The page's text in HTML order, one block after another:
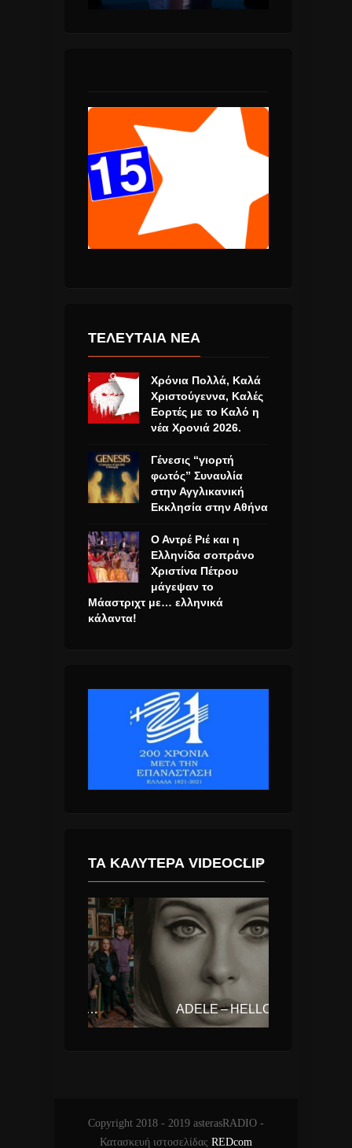
ΤΕΛΕΥΤΑΙΑ ΝΕΑ
Χρόνια Πολλά, Καλά
Χριστούγεννα, Καλές
Εορτές με το Καλό η
νέα Χρονιά 2026.
Γένεσις “γιορτή
φωτός” Συναυλία
στην Αγγλικανική
Εκκλησία στην Αθήνα
Ο Αντρέ Ριέ και η
Ελληνίδα σοπράνο
Χριστίνα Πέτρου
μάγεψαν το
Μάαστριχτ με… ελληνικά
κάλαντα!
ΤΑ ΚΑΛΎΤΕΡΑ VIDEOCLIP
ADELE – HELLO
Copyright 2018 - 2019 asterasRADIO -
Κατασκευή ιστοσελίδας REDcom